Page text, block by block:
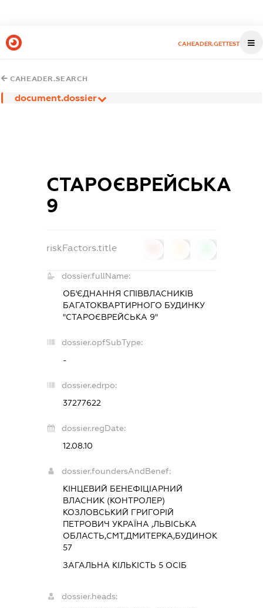
CAHEADER.GETTEST
CAHEADER.SEARCH
document.dossier
СТАРОЄВРЕЙСЬКА
9
riskFactors.title
dossier.fullName:
ОБ'ЄДНАННЯ СПІВВЛАСНИКІВ
БАГАТОКВАРТИРНОГО БУДИНКУ
"СТАРОЄВРЕЙСЬКА 9"
dossier.opfSubType:
-
dossier.edrpo:
37277622
dossier.regDate:
12.08.10
dossier.foundersAndBenef:
КІНЦЕВИЙ БЕНЕФІЦІАРНИЙ
ВЛАСНИК (КОНТРОЛЕР)
КОЗЛОВСЬКИЙ ГРИГОРІЙ
ПЕТРОВИЧ УКРАЇНА ,ЛЬВІСЬКА
ОБЛАСТЬ,СМТ,ДМИТЕРКА,БУДИНОК
57
ЗАГАЛЬНА КІЛЬКІСТЬ 5 ОСІБ
dossier.heads: